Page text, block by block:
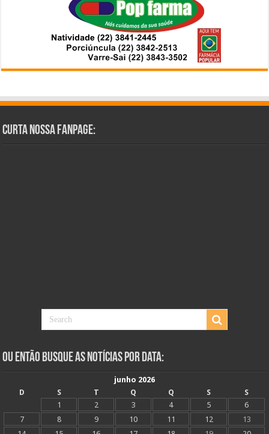
Curta Nossa Fanpage:
Ou Então Busque as Notícias Por Data:
junho 2026
D
S T Q Q S
S
1
2 3 4 5
6
7
8 9 10 11 12
13